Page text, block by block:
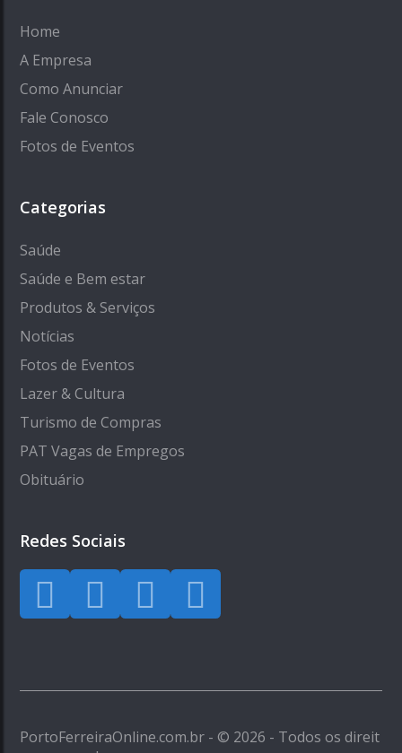
Home
A Empresa
Como Anunciar
Fale Conosco
Fotos de Eventos
Categorias
Saúde
Saúde e Bem estar
Produtos & Serviços
Notícias
Fotos de Eventos
Lazer & Cultura
Turismo de Compras
PAT Vagas de Empregos
Obituário
Redes Sociais
PortoFerreiraOnline.com.br - © 2026 - Todos os direit